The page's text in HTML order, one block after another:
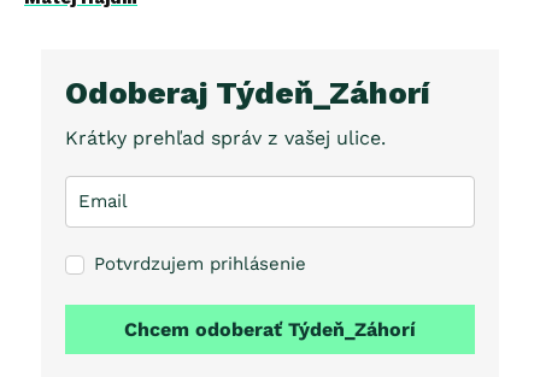
Odoberaj Týdeň_Záhorí
Krátky prehľad správ z vašej ulice.
Potvrdzujem prihlásenie
Chcem odoberať Týdeň_Záhorí